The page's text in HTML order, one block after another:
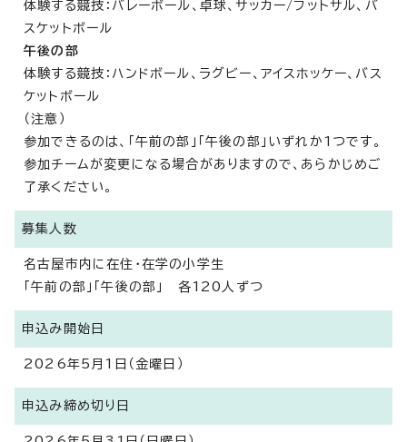
体験する競技：バレーボール、卓球、サッカー/フットサル、バ
スケットボール
午後の部
体験する競技：ハンドボール、ラグビー、アイスホッケー、バス
ケットボール
（注意）
参加できるのは、「午前の部」「午後の部」いずれか1つです。
参加チームが変更になる場合がありますので、あらかじめご
了承ください。
募集人数
名古屋市内に在住・在学の小学生
「午前の部」「午後の部」 各120人ずつ
申込み開始日
2026年5月1日（金曜日）
申込み締め切り日